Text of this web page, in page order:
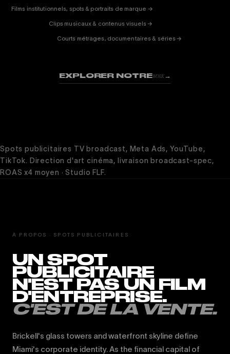
Films institutionnels, spots & portraits de marque →
Clips musicaux & contenus visuels →
FICTION
& DOC
Courts métrages, documentaires & séries →
EXPLORER NOTREWORK→
Spots publicitaires TV broadcast, Meta Ads, YouTube,
TikTok. Direction d'art cinéma, livraison broadcast-spec,
ROAS x4 moyen · Studio FLF.
À PROPOS · SPOTS PUBLICITAIRES
UN SPOT
PUBLICITAIRE
N'EST PAS UN FILM
D'ENTREPRISE.
C'EST DE LA VENTE.
Brickell's glass towers and waterfront skyline define
Miami's corporate identity. As the financial capital of